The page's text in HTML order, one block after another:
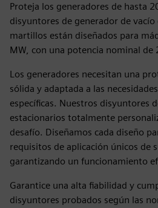
Proteja los generadores de hasta
disyuntores de generador de vacío
martillos están diseñados para
MW, con una potencia nominal de
Los generadores necesitan una
sólida y adaptada a las
específicas. Nuestros disyuntores
estacionarios totalmente
desafío. Diseñamos cada diseño
requisitos de aplicación únicos de
garantizando un funcionamiento
Garantice una alta fiabilidad y
disyuntores probados según las